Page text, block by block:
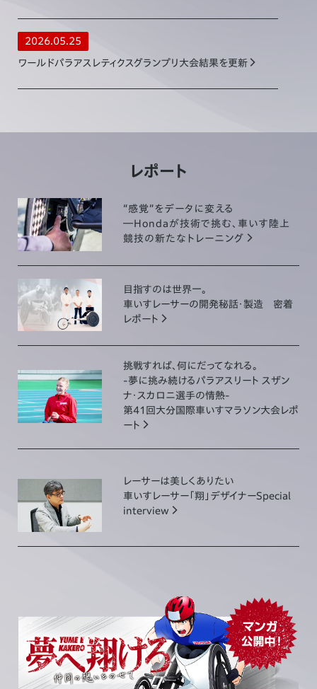
2026.05.25
ワールドパラアスレティクスグランプリ大会結果を更新
ダニエラ・ユッツェラー記念大会結果を更新
スイスナショナルズ結果を更新
2026.05.12
2026.04.28
ロンドンマラソン2026結果を更新
2026.04.28
ボストンマラソン結果を更新
東京マラソン2026結果を更新
2025.11.19
選手の能力を最大限発揮させるHondaの新技術 テクノロジ
ーコンテンツを公開
レポート
“感覚”をデータに変える
―Hondaが技術で挑む、車いす陸上
競技の新たなトレーニング
目指すのは世界一。
車いすレーサーの開発秘話・製造 密着
レポート
挑戦すれば、何にだってなれる。
-夢に挑み続けるパラアスリート スザン
ナ・スカロニ選手の情熱-
第41回大分国際車いすマラソン大会レポ
ート
レーサーは美しくありたい
車いすレーサー「翔」デザイナーSpecial
interview